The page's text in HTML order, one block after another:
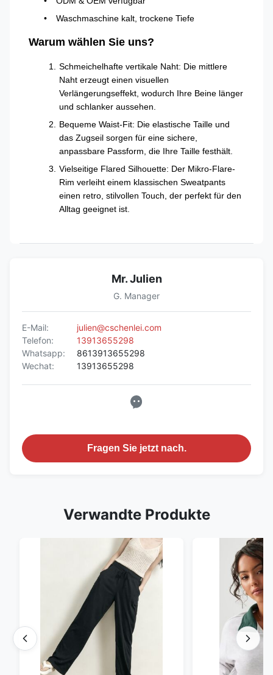
Waschmaschine kalt, trockene Tiefe
Warum wählen Sie uns?
Schmeichelhafte vertikale Naht: Die mittlere
Naht erzeugt einen visuellen
Verlängerungseffekt, wodurch Ihre Beine länger
und schlanker aussehen.
Bequeme Waist-Fit: Die elastische Taille und
das Zugseil sorgen für eine sichere,
anpassbare Passform, die Ihre Taille festhält.
Vielseitige Flared Silhouette: Der Mikro-Flare-
Rim verleiht einem klassischen Sweatpants
einen retro, stilvollen Touch, der perfekt für den
Alltag geeignet ist.
Mr. Julien
G. Manager
E-Mail:
julien@cschenlei.com
Telefon:
13913655298
Whatsapp:
8613913655298
Wechat:
13913655298
Fragen Sie jetzt nach.
Verwandte Produkte